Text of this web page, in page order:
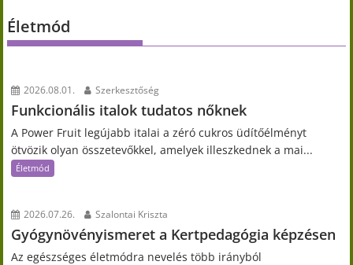
Életmód
2026.08.01. Szerkesztőség
Funkcionális italok tudatos nőknek
A Power Fruit legújabb italai a zéró cukros üdítőélményt
ötvözik olyan összetevőkkel, amelyek illeszkednek a mai...
Életmód
2026.07.26. Szalontai Kriszta
Gyógynövényismeret a Kertpedagógia képzésen
Az egészséges életmódra nevelés több irányból